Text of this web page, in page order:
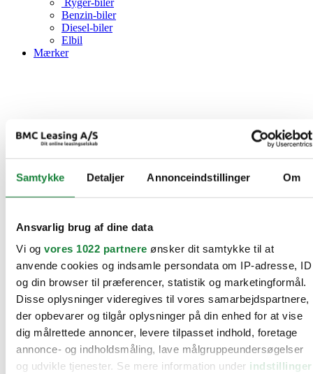
Samtykke Detaljer Annonceindstillinger Om
Ansvarlig brug af dine data
Vi og vores 1022 partnere ønsker dit samtykke til at
anvende cookies og indsamle persondata om IP-adresse, ID
og din browser til præferencer, statistik og marketingformål.
Disse oplysninger videregives til vores samarbejdspartnere,
der opbevarer og tilgår oplysninger på din enhed for at vise
dig målrettede annoncer, levere tilpasset indhold, foretage
annonce- og indholdsmåling, lave målgruppeundersøgelser
og udvikle tjenester. Se mere information under indstillinger
Ryger-biler
Benzin-biler
Diesel-biler
Elbil
Mærker